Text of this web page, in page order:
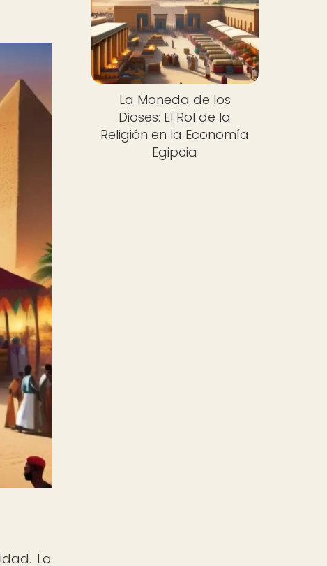
La
La Moneda de los
Dioses: El Rol de la
Religión en la Economía
Egipcia